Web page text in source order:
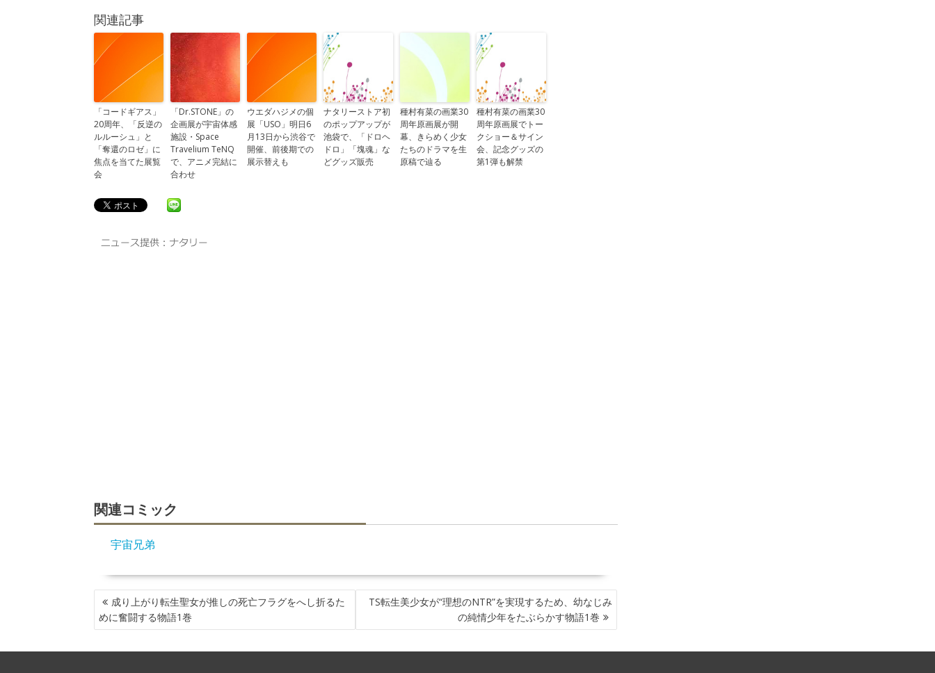
関連記事
「コードギアス」
20周年、「反逆の
ルルーシュ」と
「奪還のロゼ」に
焦点を当てた展覧
会
「Dr.STONE」の
企画展が宇宙体感
施設・Space
Travelium TeNQ
で、アニメ完結に
合わせ
ウエダハジメの個
展「USO」明日6
月13日から渋谷で
開催、前後期での
展示替えも
ナタリーストア初
のポップアップが
池袋で、「ドロヘ
ドロ」「塊魂」な
どグッズ販売
種村有菜の画業30
周年原画展が開
幕、きらめく少女
たちのドラマを生
原稿で辿る
種村有菜の画業30
周年原画展でトー
クショー＆サイン
会、記念グッズの
第1弾も解禁
関連コミック
宇宙兄弟
投
稿
ナ
ゲ
成り上がり転生聖女が推しの死亡フラグをへし折るた
めに奮闘する物語1巻
TS転生美少女が“理想のNTR”を実現するため、幼なじみ
の純情少年をたぶらかす物語1巻